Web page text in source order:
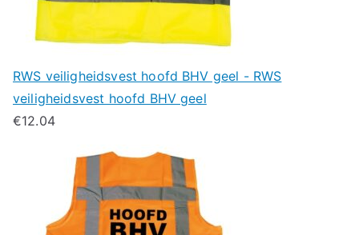
RWS veiligheidsvest hoofd BHV geel - RWS
veiligheidsvest hoofd BHV geel
€12.04